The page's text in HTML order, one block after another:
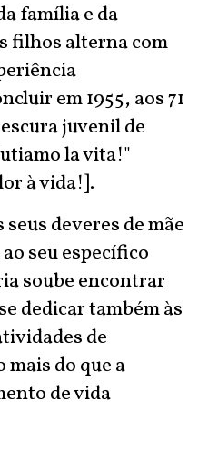
família e da
filhos alterna com
em 1955, aos 71
juvenil de
la vita!"
à vida!].
deveres de mãe
seu específico
soube encontrar
dedicar também às
de
mais do que a
de vida